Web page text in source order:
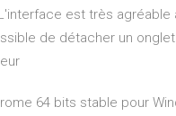
est très
de détacher un
64 bits stable pour